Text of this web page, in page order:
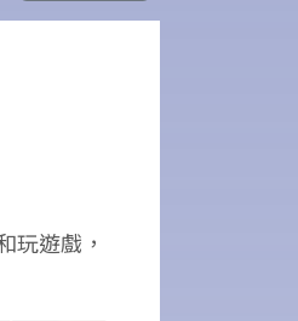
玩遊戲，